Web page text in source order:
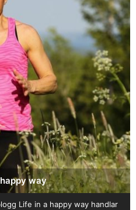
way
Life in a happy way handlar